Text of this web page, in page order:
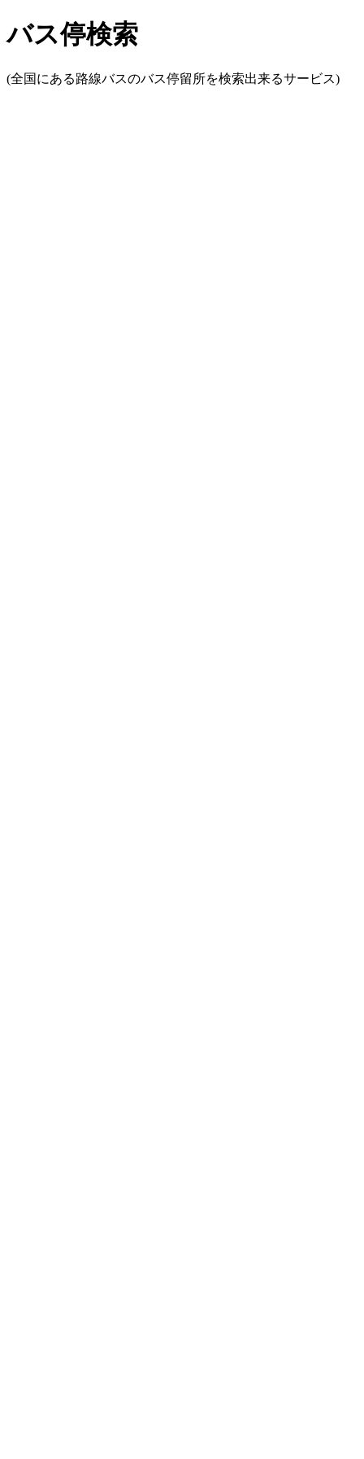
バス停検索
(全国にある路線バスのバス停留所を検索出来るサービス)